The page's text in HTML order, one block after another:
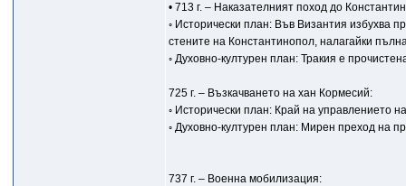
• 713 г. – Наказателният поход до
◦ Исторически план: Във Византия избухва
стените на Константинопол, налагайки
◦ Духовно-културен план: Тракия е
725 г. – Възкачването на хан Кормесий:
◦ Исторически план: Край на управлението
◦ Духовно-културен план: Мирен преход на
737 г. – Военна мобилизация: